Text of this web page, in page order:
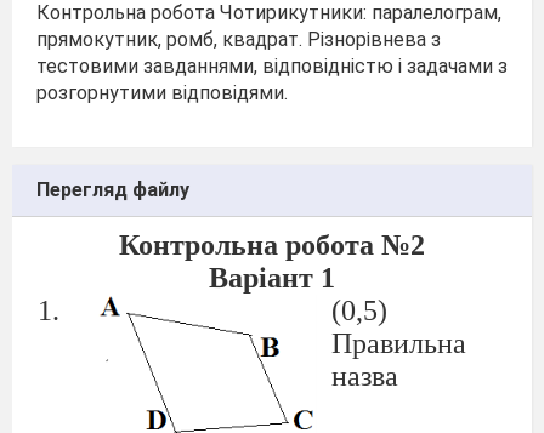
Контрольна робота Чотирикутники: паралелограм,
прямокутник, ромб, квадрат. Різнорівнева з
тестовими завданнями, відповідністю і задачами з
розгорнутими відповідями.
Перегляд файлу
Контрольна робота №2
Варіант 1
(0,5)
Правильна
назва